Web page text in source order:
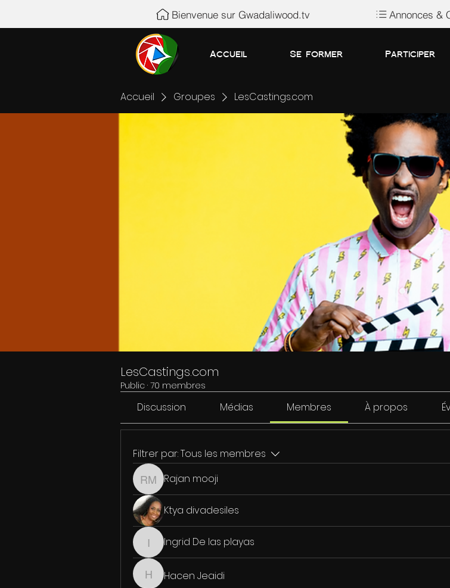
Bienvenue sur Gwadaliwood.tv Annonces &
Accueil Se former Participer
Accueil Groupes LesCastings.com
LesCastings.com
Public · 70 membres
Discussion Médias Membres À propos
Filtrer par:Tous les membres
Rajan mooji
Rajan mooji
Ktya divadesiles
Ingrid De las playas
Ingrid De las playas
Hacen Jeaidi
Hacen Jeaidi